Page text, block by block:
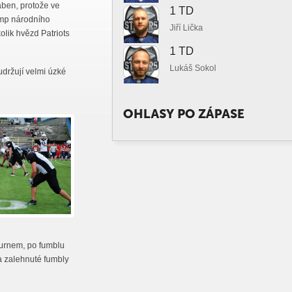
protože ve
národního
hvězd Patriots
velmi úzké
po fumblu
zalehnuté fumbly
1 TD
Jiří Lička
1 TD
Lukáš Sokol
OHLASY PO ZÁPASE